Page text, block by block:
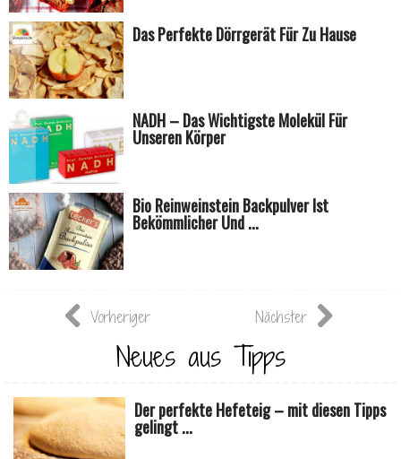
Das Perfekte Dörrgerät Für Zu Hause
NADH – Das Wichtigste Molekül Für
Unseren Körper
Bio Reinweinstein Backpulver Ist
Bekömmlicher Und ...
Vorheriger Nächster
Neues aus Tipps
Der perfekte Hefeteig – mit diesen Tipps
gelingt ...